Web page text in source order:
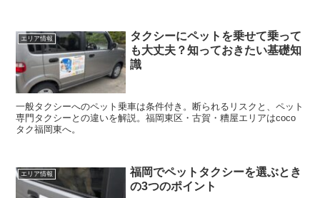
エリア情報
タクシーにペットを乗せて乗って
も大丈夫？知っておきたい基礎知
識
一般タクシーへのペット乗車は条件付き。断られるリスクと、ペット
専門タクシーとの違いを解説。福岡東区・古賀・糟屋エリアはcoco
タク福岡東へ。
エリア情報
福岡でペットタクシーを選ぶとき
の3つのポイント